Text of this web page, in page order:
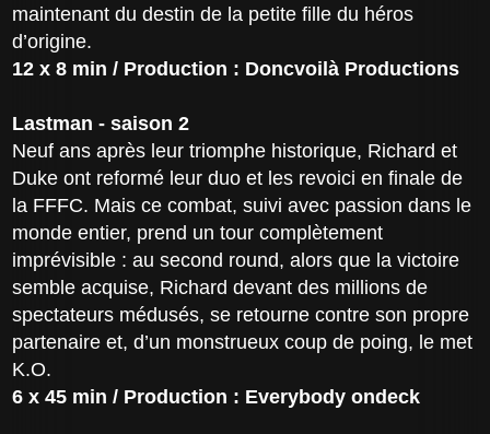
maintenant du destin de la petite fille du héros
d’origine.
12 x 8 min / Production : Doncvoilà Productions
Lastman - saison 2
Neuf ans après leur triomphe historique, Richard et
Duke ont reformé leur duo et les revoici en finale de
la FFFC. Mais ce combat, suivi avec passion dans le
monde entier, prend un tour complètement
imprévisible : au second round, alors que la victoire
semble acquise, Richard devant des millions de
spectateurs médusés, se retourne contre son propre
partenaire et, d’un monstrueux coup de poing, le met
K.O.
6 x 45 min / Production : Everybody ondeck